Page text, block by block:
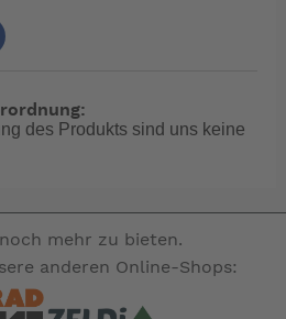
Guter Pannenschutz
Compound für beste
LiteSkin-Seitenwand bleibt
Gewichtsniveau.
Reifen.
Dekorationsartikel
--
des Produkts sind uns keine
mehr zu bieten.
anderen Online-Shops: